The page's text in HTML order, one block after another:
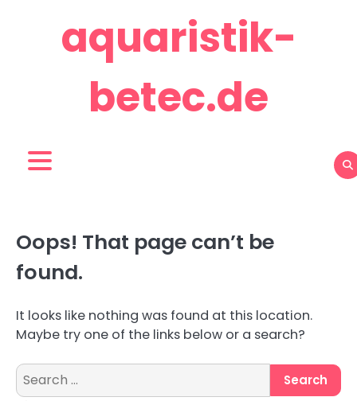
aquaristik-
betec.de
Oops! That page can’t be
found.
It looks like nothing was found at this location.
Maybe try one of the links below or a search?
Search
for: